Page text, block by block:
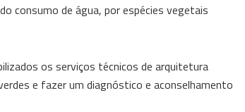
consumo de água, por espécies vegetais
os serviços técnicos de arquitetura
e fazer um diagnóstico e aconselhamento